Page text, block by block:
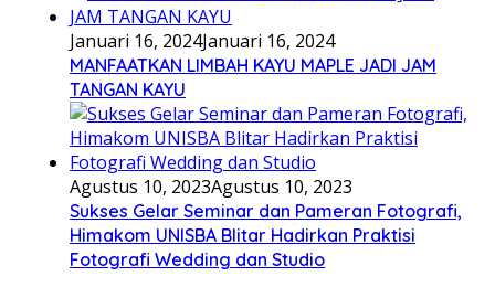
Januari 16, 2024Januari 16, 2024
MANFAATKAN LIMBAH KAYU MAPLE JADI JAM
TANGAN KAYU
Agustus 10, 2023Agustus 10, 2023
Sukses Gelar Seminar dan Pameran Fotografi,
Himakom UNISBA Blitar Hadirkan Praktisi
Fotografi Wedding dan Studio